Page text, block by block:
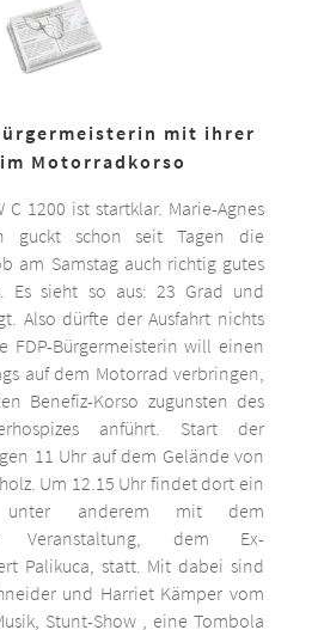
mit ihrer
Motorradkorso
C 1200 ist startklar. Marie-Agnes
guckt schon seit Tagen die
am Samstag auch richtig gutes
Es sieht so aus: 23 Grad und
Also dürfte der Ausfahrt nichts
FDP-Bürgermeisterin will einen
auf dem Motorrad verbringen,
Benefiz-Korso zugunsten des
anführt. Start der
11 Uhr auf dem Gelände von
Um 12.15 Uhr findet dort ein
unter anderem mit dem
Veranstaltung, dem Ex-
Palikuca, statt. Mit dabei sind
und Harriet Kämper vom
Stunt-Show , eine Tombola